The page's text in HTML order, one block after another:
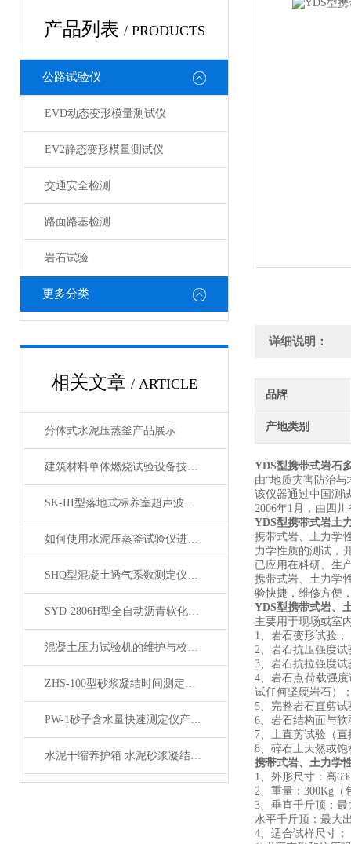
产品列表 / PRODUCTS
公路试验仪
EVD动态变形模量测试仪
EV2静态变形模量测试仪
交通安全检测
路面路基检测
岩石试验
更多分类
相关文章 / ARTICLE
分体式水泥压蒸釜产品展示
建筑材料单体燃烧试验设备技术参数
SK-III型落地式标养室超声波加湿机 展示
如何使用水泥压蒸釜试验仪进行水泥蒸养试验？
SHQ型混凝土透气系数测定仪产品展示
SYD-2806H型全自动沥青软化点仪 产品展示
混凝土压力试验机的维护与校准方法是怎样的？
ZHS-100型砂浆凝结时间测定仪内容介绍
PW-1砂子含水量快速测定仪产品展示
水泥干缩养护箱 水泥砂浆凝结时间定型性试验展示
详细说明：
品牌
产地类别
YDS型携带式岩石
由“地质灾害防治
该仪器通过中国测
2006年1月，由四
YDS型携带式岩土
携带式岩、土力学
力学性质的测试，
已应用在科研、生
携带式岩、土力学
验快捷，维修方便
YDS型携带式岩、
主要用于现场或室
1、岩石变形试验；
2、岩石抗压强度试
3、岩石抗拉强度试
4、岩石点荷载强
试任何坚硬岩石）
5、完整岩石直剪
6、岩石结构面与
7、土直剪试验（
8、碎石土天然或
携带式岩、土力学
1、外形尺寸：高
2、重量：300Kg（
3、垂直千斤顶：最
水平千斤顶：最大
4、适合试样尺寸；